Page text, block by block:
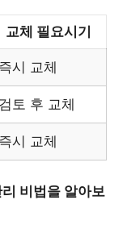
교체 필요시기
즉시 교체
검토 후 교체
즉시 교체
비법을 알아보